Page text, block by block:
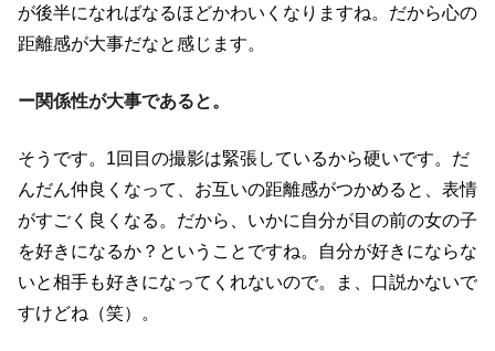
が後半になればなるほどかわいくなりますね。だから心の
距離感が大事だなと感じます。
ー関係性が大事であると。
そうです。 1回目の撮影は緊張しているから硬いです。だ
んだん仲良くなって、お互いの距離感がつかめると、表情
がすごく良くなる。だから、いかに自分が目の前の女の子
を好きになるか？ということですね。自分が好きにならな
いと相手も好きになってくれないので。ま、口説かないで
すけどね（笑）。